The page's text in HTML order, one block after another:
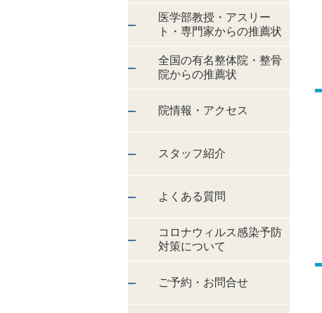
医学部教授・アスリー
ト・専門家からの推薦状
全国の有名整体院・整骨
院からの推薦状
院情報・アクセス
スタッフ紹介
よくある質問
コロナウィルス感染予防
対策について
ご予約・お問合せ